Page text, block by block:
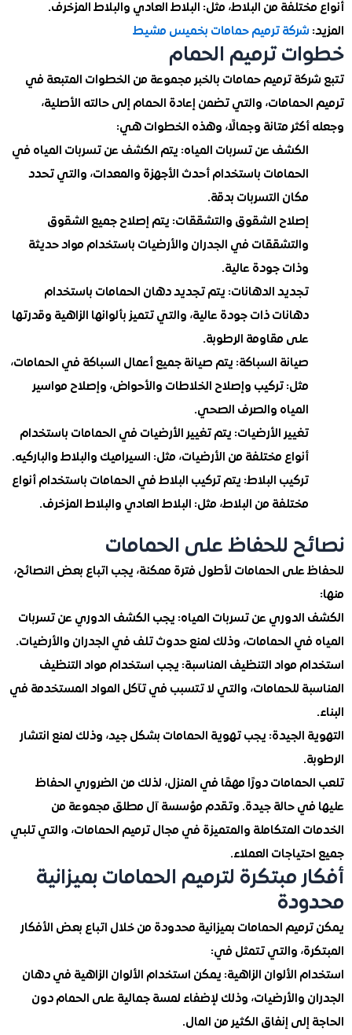
من البلاط، مثل: البلاط العادي والبلاط المزخرف.
شركة ترميم حمامات بخميس مشيط
ترميم الحمام
ترميم حمامات بالخبر مجموعة من الخطوات المتبعة في
والتي تضمن إعادة الحمام إلى حالته الأصلية،
متانة وجمالًا، وهذه الخطوات هي:
الكشف عن تسربات المياه: يتم الكشف عن تسربات المياه في
الحمامات باستخدام أحدث الأجهزة والمعدات، والتي تحدد
مكان التسربات بدقة.
إصلاح الشقوق والتشققات: يتم إصلاح جميع الشقوق
والتشققات في الجدران والأرضيات باستخدام مواد حديثة
وذات جودة عالية.
تجديد الدهانات: يتم تجديد دهان الحمامات باستخدام
دهانات ذات جودة عالية، والتي تتميز بألوانها الزاهية وقدرتها
على مقاومة الرطوبة.
صيانة السباكة: يتم صيانة جميع أعمال السباكة في الحمامات،
مثل: تركيب وإصلاح الخلاطات والأحواض، وإصلاح مواسير
المياه والصرف الصحي.
تغيير الأرضيات: يتم تغيير الأرضيات في الحمامات باستخدام
أنواع مختلفة من الأرضيات، مثل: السيراميك والبلاط والباركيه.
تركيب البلاط: يتم تركيب البلاط في الحمامات باستخدام أنواع
مختلفة من البلاط، مثل: البلاط العادي والبلاط المزخرف.
للحفاظ على الحمامات
على الحمامات لأطول فترة ممكنة، يجب اتباع بعض النصائح،
عن تسربات المياه: يجب الكشف الدوري عن تسربات
في الحمامات، وذلك لمنع حدوث تلف في الجدران والأرضيات.
مواد التنظيف المناسبة: يجب استخدام مواد التنظيف
للحمامات، والتي لا تتسبب في تآكل المواد المستخدمة في
الجيدة: يجب تهوية الحمامات بشكل جيد، وذلك لمنع انتشار
دورًا مهمًا في المنزل، لذلك من الضروري الحفاظ
في حالة جيدة. وتقدم مؤسسة آل مطلق مجموعة من
المتكاملة والمتميزة في مجال ترميم الحمامات، والتي تلبي
العملاء.
مبتكرة لترميم الحمامات بميزانية
الحمامات بميزانية محدودة من خلال اتباع بعض الأفكار
والتي تتمثل في:
الألوان الزاهية: يمكن استخدام الألوان الزاهية في دهان
والأرضيات، وذلك لإضفاء لمسة جمالية على الحمام دون
إنفاق الكثير من المال.